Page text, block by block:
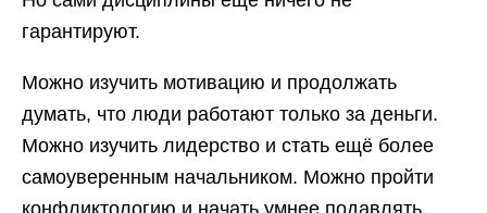
гарантируют.
Можно изучить мотивацию и продолжать
думать, что люди работают только за деньги.
Можно изучить лидерство и стать ещё более
самоуверенным начальником. Можно пройти
конфликтологию и начать умнее подавлять